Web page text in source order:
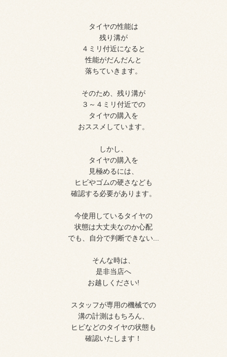
タイヤの性能は
残り溝が
４ミリ付近になると
性能がだんだんと
落ちていきます。
そのため、残り溝が
３～４ミリ付近での
タイヤの購入を
おススメしています。
しかし、
タイヤの購入を
見極めるには、
ヒビやゴムの硬さなども
確認する必要があります。
今使用しているタイヤの
状態は大丈夫なのか心配
でも、自分で判断できない...
そんな時は、
是非当店へ
お越しください!
スタッフが専用の機械での
溝の計測はもちろん、
ヒビなどのタイヤの状態も
確認いたします！